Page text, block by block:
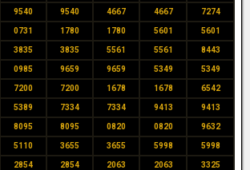
9540 9540 4667 4667 7274
0731 1780 1780 5601 5601
3835 3835 5561 5561 8443
0985 9659 9659 5349 5349
7200 7200 1678 1678 6542
5389 7334 7334 9413 9413
8095 8095 0820 0820 9632
5110 3655 3655 5998 5998
2854 2854 2063 2063 3325